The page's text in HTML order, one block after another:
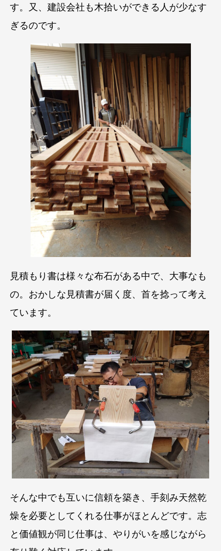
す。 又、建設会社も木拾いができる人が少なす
ぎるのです。
見積もり書は様々な布石がある中で、大事なも
の。 おかしな見積書が届く度、首を捻って考え
ています。
そんな中でも互いに信頼を築き、手刻み天然乾
燥を必要としてくれる仕事がほとんどです。 志
と価値観が同じ仕事は、やりがいを感じながら